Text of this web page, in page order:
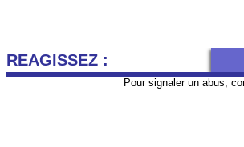
REAGISSEZ :
Pour signaler un abus,